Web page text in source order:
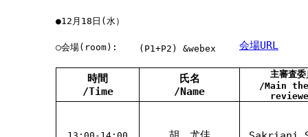
●12月18日(水）
○会場(room): (P1+P2) &webex 会場URL
時間
/Time
氏名
/Name
主審査委
/Main
胡 尤佳